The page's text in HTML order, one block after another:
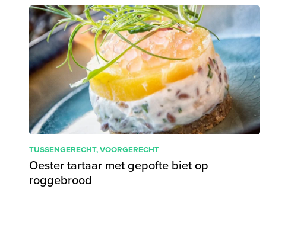
TUSSENGERECHT,VOORGERECHT
Oester tartaar met gepofte biet op
roggebrood